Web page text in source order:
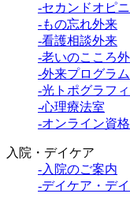
-セカンドオピ
-もの忘れ外来
-看護相談外来
-老いのこころ
-外来プログラム
-光トポグラフ
-心理療法室
-オンライン資
入院・デイケア
-入院のご案内
-デイケア・デ